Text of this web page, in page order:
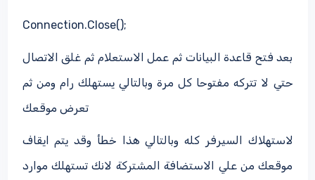
Connection.Close();
بعد فتح قاعدة البيانات ثم عمل الاستعلام ثم غلق الاتصال
حتي لا تتركه مفتوحا كل مرة وبالتالي يستهلك رام ومن ثم
تعرض موقعك
لاستهلاك السيرفر كله وبالتالي هذا خطأ وقد يتم ايقاف
موقعك من علي الاستضافة المشتركة لانك تستهلك موارد